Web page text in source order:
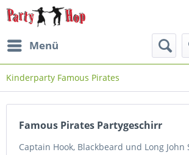
Menü
Kinderparty Famous Pirates
Famous Pirates Partygeschirr
Captain Hook, Blackbeard und Long John